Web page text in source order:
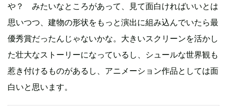
や？ みたいなところがあって、見て面白ければいいとは
思いつつ、建物の形状をもっと演出に組み込んでいたら最
優秀賞だったんじゃないかな。大きいスクリーンを活かし
た壮大なストーリーになっているし、シュールな世界観も
惹き付けるものがあるし、アニメーション作品としては面
白いと思います。